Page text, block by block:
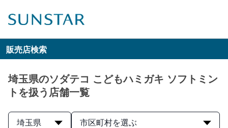
販売店検索
埼玉県のソダテコ こどもハミガキ ソフトミン
トを扱う店舗一覧
埼玉県 市区町村を選ぶ